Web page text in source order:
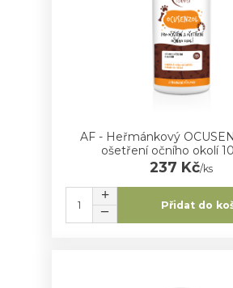
AF - Heřmánkový
ošetření očního okolí
237 Kč/ks
Přidat do